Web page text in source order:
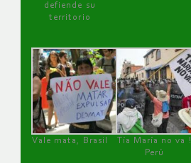
defiende su
territorio
Vale mata, Brasil
Tía María no va !
Perú